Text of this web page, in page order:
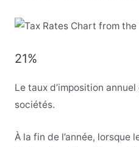
21%
Le taux d’imposition
sociétés.
À la fin de l’année, lorsque